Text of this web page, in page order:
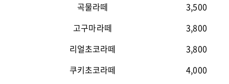
곡물라떼
3,500
고구마라떼
3,800
리얼초코라떼
3,800
쿠키초코라떼
4,000